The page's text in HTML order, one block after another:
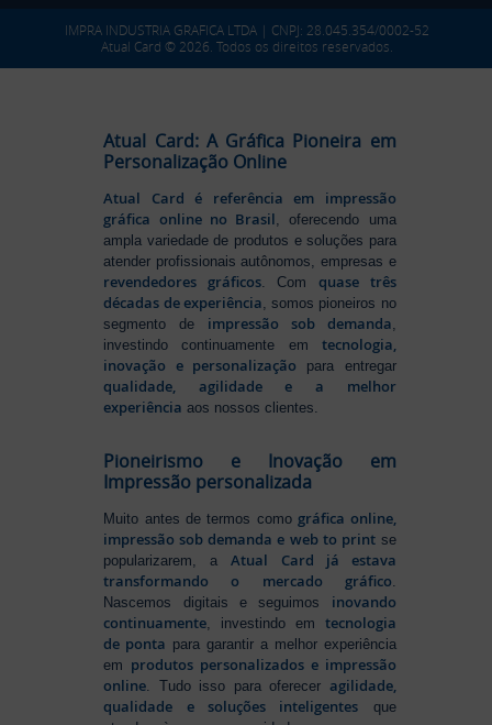
IMPRA INDUSTRIA GRAFICA LTDA | CNPJ: 28.045.354/0002-52
Atual Card © 2026. Todos os direitos reservados.
Atual Card: A Gráfica Pioneira em
Personalização Online
Atual Card é referência em impressão
gráfica online no Brasil, oferecendo uma
ampla variedade de produtos e soluções para
atender profissionais autônomos, empresas e
revendedores gráficos. Comquase três
décadas de experiência, somos pioneiros no
segmento de impressão sob demanda,
investindo continuamente em tecnologia,
inovação e personalização para entregar
qualidade, agilidade e a melhor
experiência aos nossos clientes.
Pioneirismo e Inovação em
Impressão personalizada
Muito antes de termos como gráfica online,
impressão sob demanda e web to printse
popularizarem, aAtual Card já estava
transformando o mercado gráfico
Nascemos digitais e seguimos inovando
continuamente , investindo em tecnologia
de ponta para garantir a melhor experiência
em produtos personalizados e impressão
online . Tudo isso para oferecer agilidade,
qualidade e soluções inteligentes que